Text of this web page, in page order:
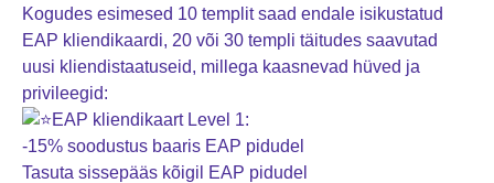
Kogudes esimesed 10 templit saad endale isikustatud
EAP kliendikaardi, 20 või 30 templi täitudes saavutad
uusi kliendistaatuseid, millega kaasnevad hüved ja
privileegid:
EAP kliendikaart Level 1:
-15% soodustus baaris EAP pidudel
Tasuta sissepääs kõigil EAP pidudel